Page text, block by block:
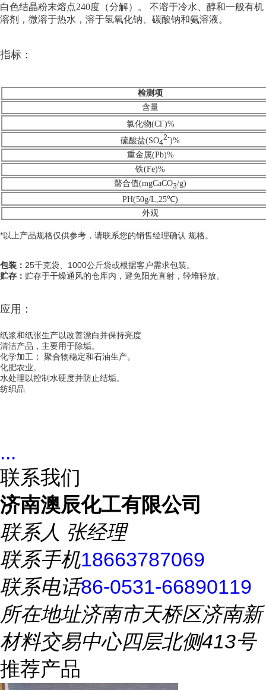
白色结晶粉末熔点240度（分解）。 不溶于冷水、醇和一般有机
溶剂，微溶于热水，溶于氢氧化钠、碳酸钠和氨溶液。
指标：
检测项
含量
氯化物(Cl-)%
硫酸盐(SO4
2-)%
重金属(Pb)%
铁(Fe)%
螯合值(mgCaCO3/g)
PH(50g/L,25℃)
外观
*以上产品规格仅供参考，请联系您的销售经理确认 规格。
包装： 25千克袋、1000公斤袋或根据客户需求包装。
贮存： 贮存于干燥通风的仓库内，避免阳光直射，轻堆轻放。
应用：
纸浆和纸张生产以改善漂白并保持亮度
清洁产品，主要用于除垢。
化学加工； 聚合物稳定和石油生产。
化肥农业。
水处理以控制水硬度并防止结垢。
纺织品
...
联系我们
济南澳辰化工有限公司
联系人 张经理
联系手机18663787069
联系电话86-0531-66890119
所在地址济南市天桥区济南新
材料交易中心四层北侧413号
推荐产品